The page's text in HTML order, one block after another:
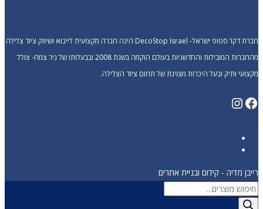
חברת דקו’ סטופ ישראל- DecoStop Israel הינה חברה מקצועית לייבוא ושיווק ציוד צלילה
מהחברות המובילות והחדשניות בעולם הוקמה בשנת 2008 ובבעלותו של ניר צמח- צולל
מקצועי ותיק ובעל היכרות מצוינת של תחום ציוד הצלילה.
Facebook
Instagram
רייבן מדיה - קידום ובניית אתרים
Products
search